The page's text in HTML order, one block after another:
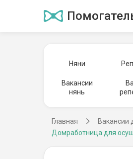
Няни
Вакансии
нянь
Главная Вакансии
Домработница для